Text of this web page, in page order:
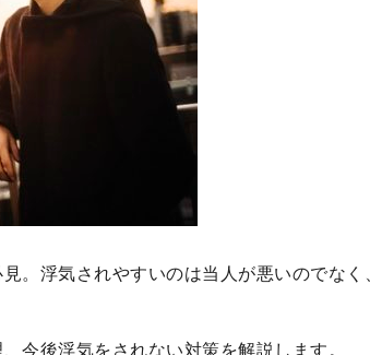
。浮気されやすいのは当人が悪いのでなく
今後浮気をされない対策を解説します。